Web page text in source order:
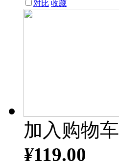
对比 收藏
加入购物车
¥119.00